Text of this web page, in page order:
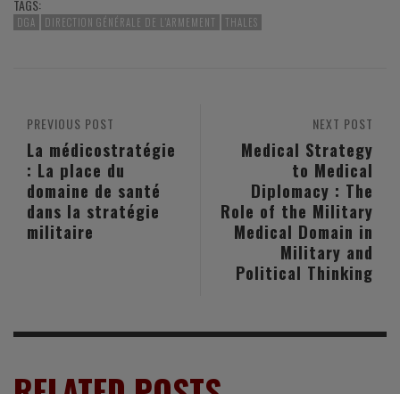
TAGS:
DGA DIRECTION GÉNÉRALE DE L'ARMEMENT THALES
NEXT POST
Medical Strategy
to Medical
Diplomacy : The
Role of the Military
Medical Domain in
Military and
Political Thinking
PREVIOUS POST
La médicostratégie
: La place du
domaine de santé
dans la stratégie
militaire